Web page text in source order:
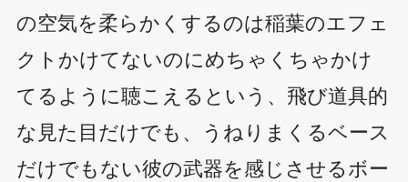
の空気を柔らかくするのは稲葉のエフェ
クトかけてないのにめちゃくちゃかけ
てるように聴こえるという、飛び道具的
な見た目だけでも、うねりまくるベース
だけでもない彼の武器を感じさせるボー